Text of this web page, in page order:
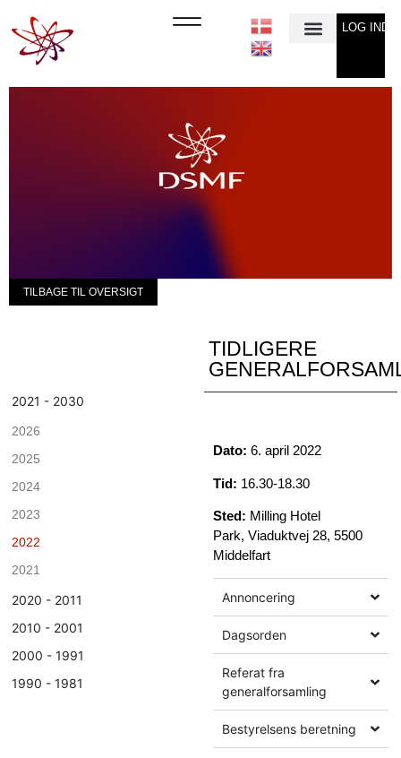
LOG IND
TILBAGE TIL OVERSIGT
TIDLIGERE
2021 - 2030
2026
2025
2024
2023
2022
2021
2020 - 2011
2010 - 2001
2000 - 1991
1990 - 1981
Dato: 6. april 2022
Tid: 16.30-18.30
Sted: Milling Hotel
Park, Viaduktvej 28, 5500
Middelfart
Annoncering
Dagsorden
Referat fra
generalforsamling
Bestyrelsens beretning